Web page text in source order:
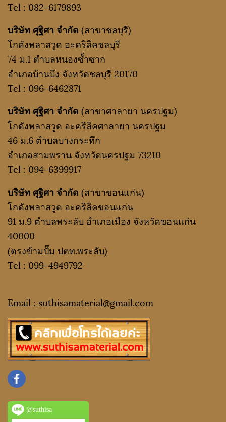
Tel : 082-6179893
บริษัท ศุฐิศา จำกัด (สาขาชลบุรี)
โกดังพลาสวูด อะคริลิคชลบุรี
74 ม.1 ตำบลหนองซ้ำซาก
อำเภอบ้านบึง จังหวัดชลบุรี 20170
Tel : 096-6462871
บริษัท ศุฐิศา จำกัด (สาขาศาลายา นครปฐม)
โกดังพลาสวูด อะคริลิคศาลายา นครปฐม
46 ม.6 ตำบลบางกระทึก
อำเภอสามพราน จังหวัดนครปฐม 73210
Tel : 094-6399917
บริษัท ศุฐิศา จำกัด (สาขาขอนแก่น)
โกดังพลาสวูด อะคริลิคขอนแก่น
91 ม.9 ตำบลพระลับ อำเภอเมือง จังหวัดขอนแก่น
40000
(ตรงข้ามปั๊ม ปตท.พระลับ)
Tel : 099-4949792
Email : suthisamaterial@gmail.com
@suthisa